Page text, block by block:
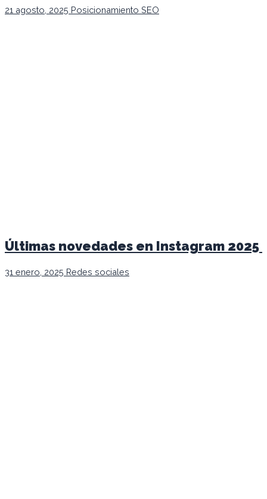
21 agosto, 2025 Posicionamiento SEO
Últimas novedades en Instagram 2025
31 enero, 2025 Redes sociales